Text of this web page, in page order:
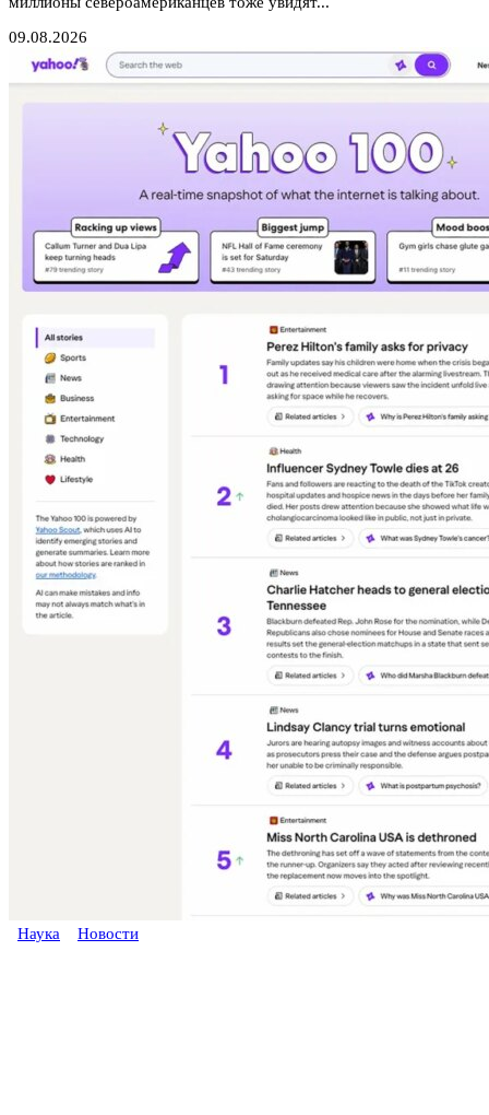
09.08.2026
Наука Новости